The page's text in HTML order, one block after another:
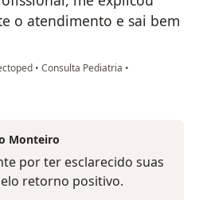
o atendimento e sai bem
• Consulta Pediatria •
Monteiro
por ter esclarecido suas
retorno positivo.